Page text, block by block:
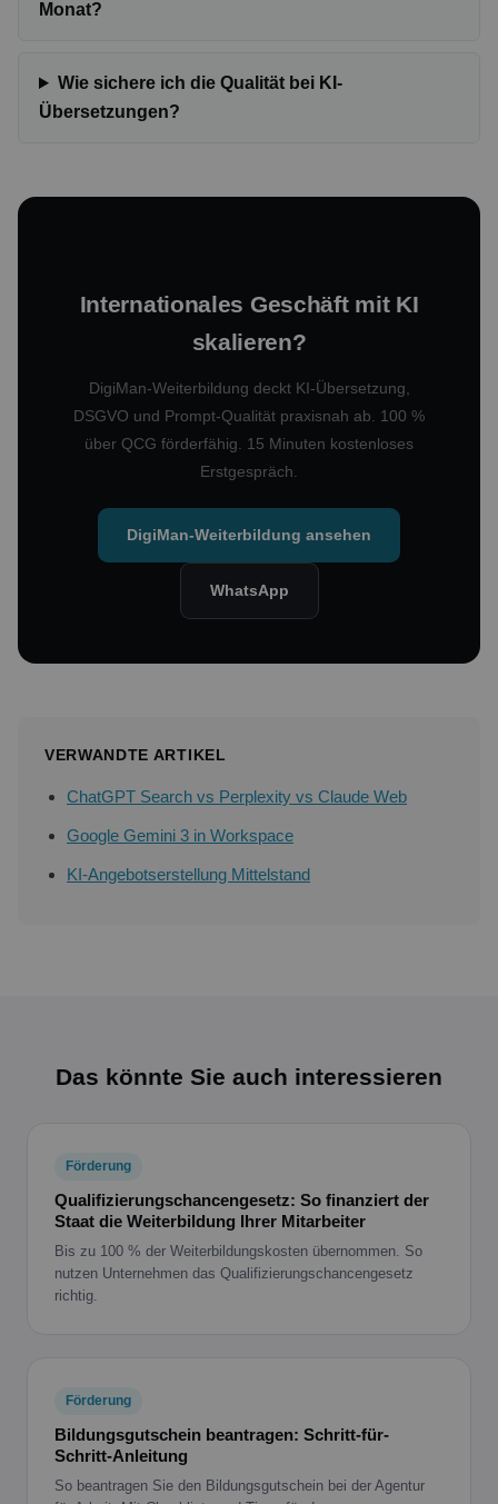
Monat?
Wie sichere ich die Qualität bei KI-
Übersetzungen?
Internationales Geschäft mit KI
skalieren?
DigiMan-Weiterbildung deckt KI-Übersetzung,
DSGVO und Prompt-Qualität praxisnah ab. 100 %
über QCG förderfähig. 15 Minuten kostenloses
Erstgespräch.
DigiMan-Weiterbildung ansehen
WhatsApp
VERWANDTE ARTIKEL
ChatGPT Search vs Perplexity vs Claude Web
Google Gemini 3 in Workspace
KI-Angebotserstellung Mittelstand
Das könnte Sie auch interessieren
Förderung
Qualifizierungschancengesetz: So finanziert der
Staat die Weiterbildung Ihrer Mitarbeiter
Bis zu 100 % der Weiterbildungskosten übernommen. So
nutzen Unternehmen das Qualifizierungschancengesetz
richtig.
Förderung
Bildungsgutschein beantragen: Schritt-für-
Schritt-Anleitung
So beantragen Sie den Bildungsgutschein bei der Agentur